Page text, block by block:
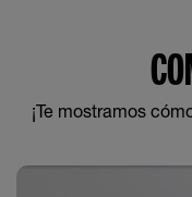
¡Te mostramos